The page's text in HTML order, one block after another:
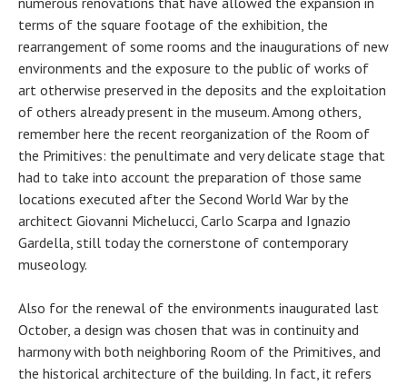
terms of the square footage of the exhibition, the
rearrangement of some rooms and the inaugurations of new
environments and the exposure to the public of works of
art otherwise preserved in the deposits and the exploitation
of others already present in the museum. Among others,
remember here the recent reorganization of the Room of
the Primitives: the penultimate and very delicate stage that
had to take into account the preparation of those same
locations executed after the Second World War by the
architect Giovanni Michelucci, Carlo Scarpa and Ignazio
Gardella, still today the cornerstone of contemporary
museology.
Also for the renewal of the environments inaugurated last
October, a design was chosen that was in continuity and
harmony with both neighboring Room of the Primitives, and
the historical architecture of the building. In fact, it refers